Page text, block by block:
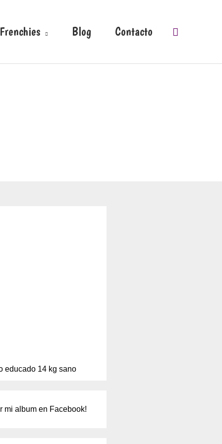
Blog Contacto Buscar
educado 14 kg sano
mi album en Facebook!